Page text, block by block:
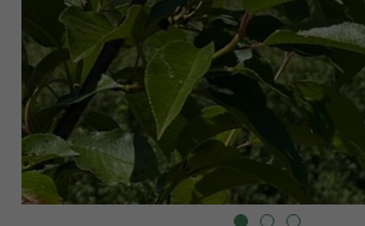
English
Przekaż 1,5%